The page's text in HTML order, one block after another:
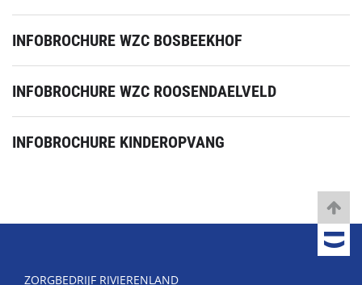
INFOBROCHURE WZC BOSBEEKHOF
INFOBROCHURE WZC ROOSENDAELVELD
INFOBROCHURE KINDEROPVANG
ZORGBEDRIJF RIVIERENLAND